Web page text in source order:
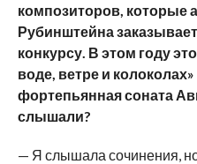
композиторов, которые
Рубинштейна
конкурсу. В этом году
воде, ветре и
фортепьянная соната
слышали?
— Я слышала сочинения,